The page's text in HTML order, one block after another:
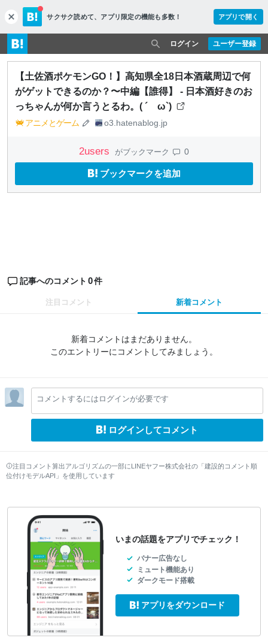
c
l
o
s
e
サクサク読めて、 アプリ限定の機能も多数！ アプリで開く
ユーザー登録
ログイン
【土佐酒ポケモンGO！】高知県全18日本酒蔵周辺で何
がゲットできるのか？〜中編【誰得】 - 日本酒好きのお
っちゃんが何か言うとるわ。( ´ ω`)
アニメとゲーム o3.hatenablog.jp
2users がブックマーク 0
ブックマークを追加
記事へのコメント 0件
注目コメント 新着コメント
新着コメントはまだありません。
このエントリーにコメントしてみましょう。
コメントするにはログインが必要です
ログインしてコメント
注目コメント算出アルゴリズムの一部にLINEヤフー株式会社の「建設的コメント順
位付けモデルAPI」を使用しています
いまの話題をアプリでチェック！
バナー広告なし
ミュート機能あり
ダークモード搭載
アプリをダウンロード